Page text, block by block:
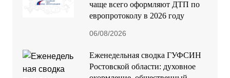
чаще всего оформляют ДТП по
европротоколу в 2026 году
06/08/2026
Еженедельная сводка ГУФСИН
Ростовской области: духовное